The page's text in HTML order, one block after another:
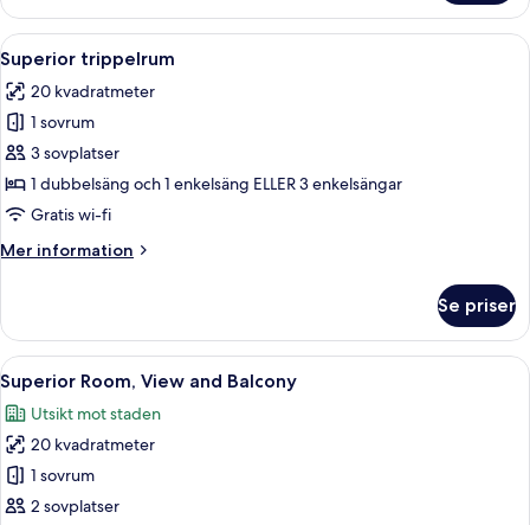
child)
rum
(Extra
Bed
adults
+
child)
Öppna
alla
foton
för
Superior
trippelrum
Superior trippelrum |
10
Superior trippelrum
20 kvadratmeter
1 sovrum
3 sovplatser
1 dubbelsäng och 1 enkelsäng ELLER 3 enkelsängar
Gratis wi-fi
Mer information
Mer
trippelrum
Se priser
Öppna
alla
foton
för
Superior
Room,
Ett hotellrum med en stor säng, ett
8
Superior Room, View and Balcony
Utsikt mot staden
20 kvadratmeter
1 sovrum
2 sovplatser